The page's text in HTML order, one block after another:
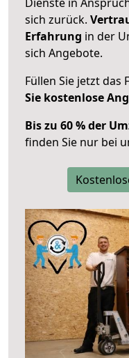
sich zurück.
Erfahrung in der
sich Angebote.
Füllen Sie jetzt das
Sie kostenlose
Bis zu 60 % der
finden Sie nur bei